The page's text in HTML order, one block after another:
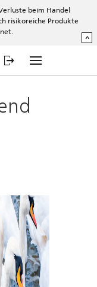
beim Handel
risikoreiche Produkte
^